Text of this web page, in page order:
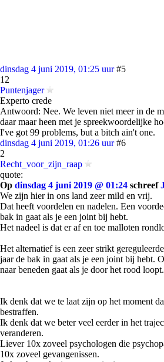
dinsdag 4 juni 2019, 01:25 uur #5
12
Puntenjager
Experto crede
Antwoord: Nee. We leven niet meer in de
daar maar heen met je spreekwoordelijke
I've got 99 problems, but a bitch ain't one.
dinsdag 4 juni 2019, 01:26 uur #6
2
Recht_voor_zijn_raap
quote:
Op dinsdag 4 juni 2019 @ 01:24 schreef
We zijn hier in ons land zeer mild en vrij.
Dat heeft voordelen en nadelen. Een
bak in gaat als je een joint bij hebt.
Het nadeel is dat er af en toe malloten
Het alternatief is een zeer strikt
jaar de bak in gaat als je een joint bij hebt.
naar beneden gaat als je door het rood loopt.
Ik denk dat we te laat zijn op het moment
bestraffen.
Ik denk dat we beter veel eerder in het
veranderen.
Liever 10x zoveel psychologen die
10x zoveel gevangenissen.